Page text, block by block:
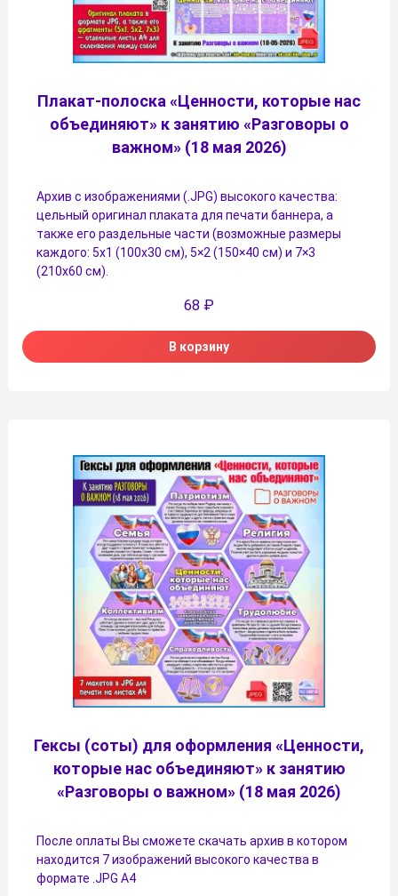
Плакат-полоска «Ценности, которые нас
объединяют» к занятию «Разговоры о
важном» (18 мая 2026)
Архив с изображениями (.JPG) высокого качества:
цельный оригинал плаката для печати баннера, а
также его раздельные части (возможные размеры
каждого: 5х1 (100х30 см), 5×2 (150×40 см) и 7×3
(210х60 см).
68 ₽
В корзину
Гексы (соты) для оформления «Ценности,
которые нас объединяют» к занятию
«Разговоры о важном» (18 мая 2026)
После оплаты Вы сможете скачать архив в котором
находится 7 изображений высокого качества в
формате .JPG А4